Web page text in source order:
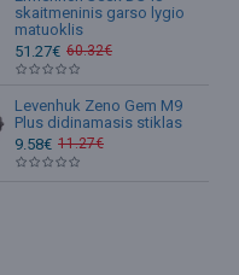
skaitmeninis garso lygio
matuoklis
51.27€ 60.32€
Levenhuk Zeno Gem M9
Plus didinamasis stiklas
9.58€ 11.27€